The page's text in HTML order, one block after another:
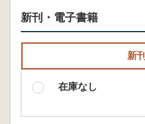
新刊・電子書籍
新刊
在庫なし